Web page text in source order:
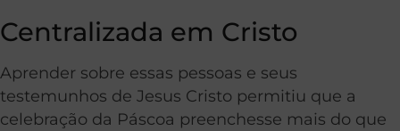
Centralizada em Cristo
Aprender sobre essas pessoas e seus
testemunhos de Jesus Cristo permitiu que a
celebração da Páscoa preenchesse mais do que